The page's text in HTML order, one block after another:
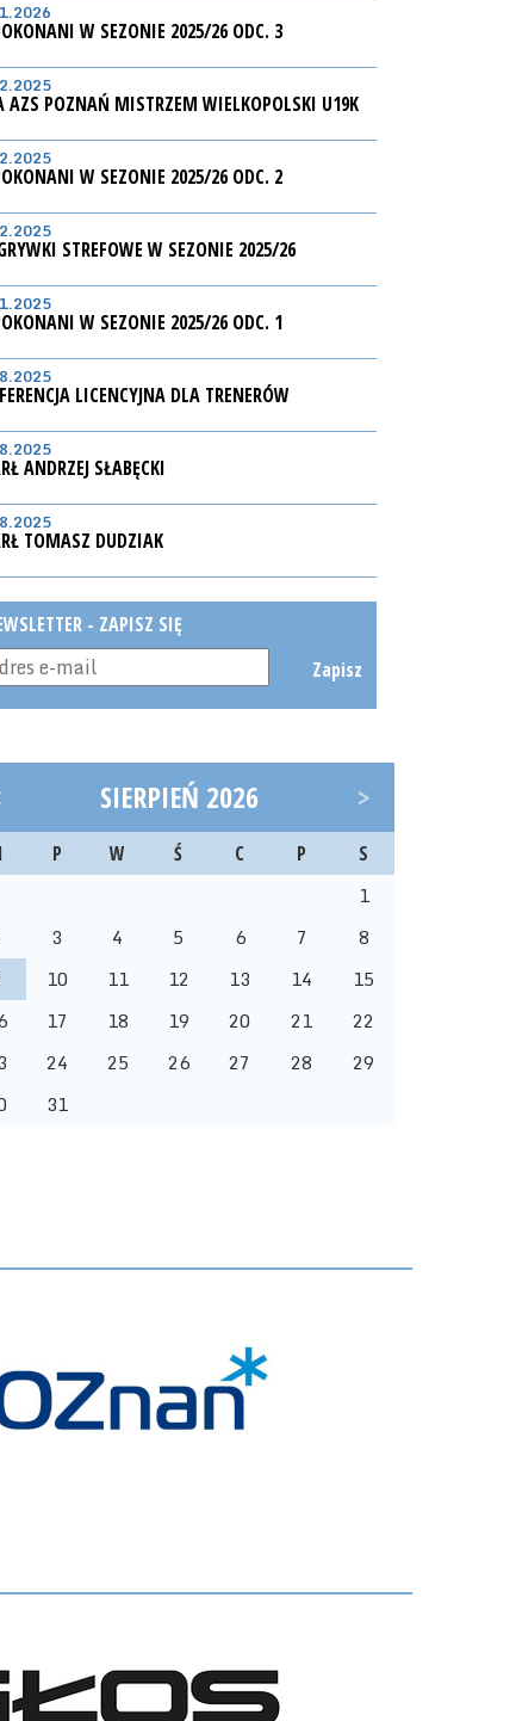
W SEZONIE 2025/26 ODC. 3
AZS POZNAŃ MISTRZEM WIELKOPOLSKI U19K
W SEZONIE 2025/26 ODC. 2
STREFOWE W SEZONIE 2025/26
W SEZONIE 2025/26 ODC. 1
LICENCYJNA DLA TRENERÓW
ANDRZEJ SŁABĘCKI
TOMASZ DUDZIAK
- ZAPISZ SIĘ
Zapisz
SIERPIEŃ 2026 >
P W Ś C P S
1
3 4 5 6 7
8
10 11 12 13 14
15
17 18 19 20 21
22
24 25 26 27 28
29
31